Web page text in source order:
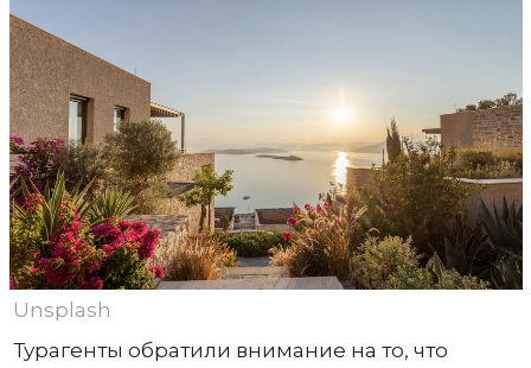
Unsplash
Турагенты обратили внимание на то, что